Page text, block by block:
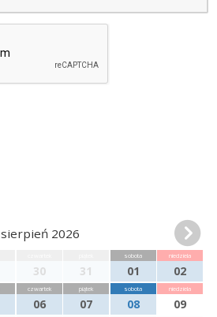
sierpień 2026
30 31
sobota
01
niedziela
02
czwartek
06
piątek
07
sobota
08
niedziela
09